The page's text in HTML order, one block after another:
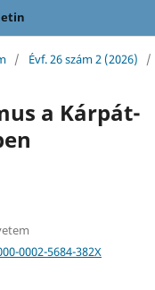
/ Évf. 26 szám 2 (2026) /
a Kárpát-
0002-5684-382X